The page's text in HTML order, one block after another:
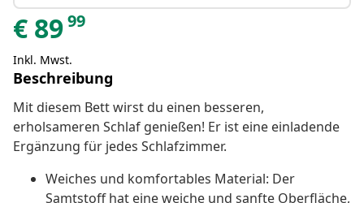
€ 8999
Inkl. Mwst.
Beschreibung
Mit diesem Bett wirst du einen besseren,
erholsameren Schlaf genießen! Er ist eine einladende
Ergänzung für jedes Schlafzimmer.
Weiches und komfortables Material: Der
Samtstoff hat eine weiche und sanfte Oberfläche,